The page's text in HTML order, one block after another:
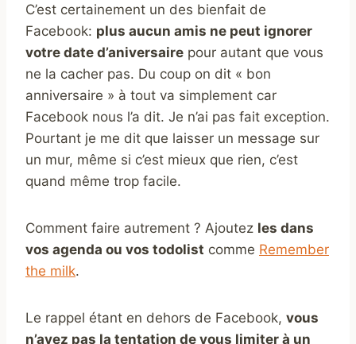
C’est certainement un des bienfait de
Facebook: plus aucun amis ne peut ignorer
votre date d’aniversaire pour autant que vous
ne la cacher pas. Du coup on dit « bon
anniversaire » à tout va simplement car
Facebook nous l’a dit. Je n’ai pas fait exception.
Pourtant je me dit que laisser un message sur
un mur, même si c’est mieux que rien, c’est
quand même trop facile.
Comment faire autrement ? Ajoutez les dans
vos agenda ou vos todolist comme Remember
the milk.
Le rappel étant en dehors de Facebook, vous
n’avez pas la tentation de vous limiter à un